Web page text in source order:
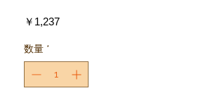
￥1,237価
数量 *